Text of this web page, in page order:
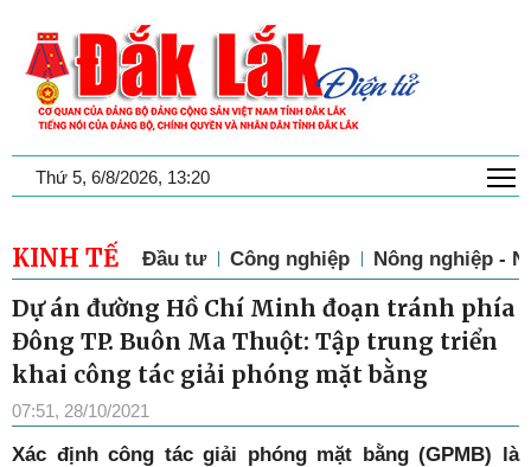
Thứ 5, 6/8/2026, 13:20
KINH TẾ Đầu tư Công nghiệp Nông nghiệp -
Dự án đường Hồ Chí Minh đoạn tránh phía
Đông TP. Buôn Ma Thuột: Tập trung triển
khai công tác giải phóng mặt bằng
07:51, 28/10/2021
Xác định công tác giải phóng mặt bằng (GPMB) là